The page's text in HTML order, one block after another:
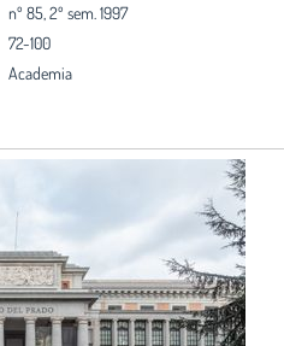
nº 85, 2º sem. 1997
72-100
Academia